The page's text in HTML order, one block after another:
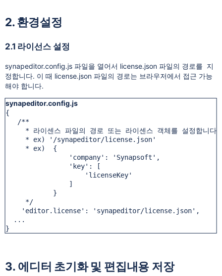
2. 환경설정
2.1 라이선스 설정
synapeditor.config.js 파일을 열어서 license.json 파일의 경로를 지
정합니다. 이 때 license.json 파일의 경로는 브라우저에서 접근 가능
해야 합니다.
synapeditor.config.js
{
   /**
     * 라이센스 파일의 경로 또는 라이센스 객체를 설정합니다.
     * ex) '/synapeditor/license.json'
     * ex)  {
                'company': 'Synapsoft',
                'key': [
                    'licenseKey'
                ]
            }
     */
    'editor.license': 'synapeditor/license.json',
  ...
}
3. 에디터 초기화 및 편집내용 저장